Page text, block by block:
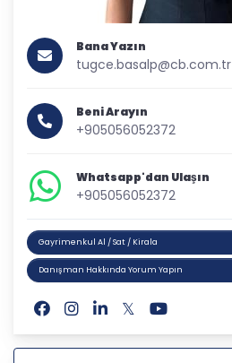
Bana Yazın
tugce.basalp@cb.com.tr
Beni Arayın
+905056052372
Whatsapp'dan Ulaşın
+905056052372
Gayrimenkul Al / Sat / Kirala
Danışman Hakkında Yorum Yapın